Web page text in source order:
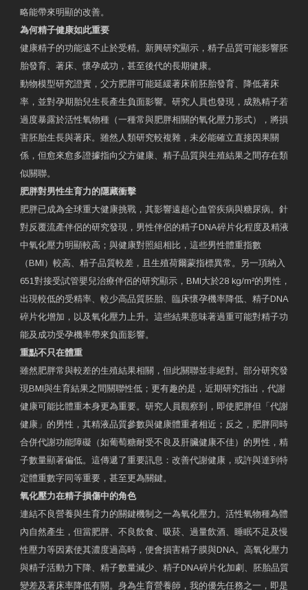
略能帶來明顯的改善。
為何精子健康如此重要
健康精子的功能遠不止於受精。新興研究顯示，精子品質可能影響胚
胎發育、著床、懷孕成功，甚至後代的長期健康。
動物模型研究證實，父方肥胖可能延緩著床前胚胎發育、降低著床
率，並對孕期胎兒生長產生負面影響。研究人員也發現，成熟精子若
過度暴露於活性氧物種（一種常與肥胖相關的氧化壓力形式），將損
害胚胎生長與著床。雖然人類研究較複雜，未必能確立直接因果關
係，但愈來愈多證據指向父方健康、精子品質與生殖結果之間存在類
似關聯。
肥胖對男性生育力的隱藏衝擊
肥胖已成為全球重大健康挑戰，其影響遠超心血管疾病與糖尿病。針
對反覆流產伴侶的研究發現，男性伴侶的精子DNA碎片化程度及精液
中氧化壓力明顯較高；與健康對照組相比，這些男性體重指數
（BMI）較高、精子品質較差，且生殖荷爾蒙指標異常。另一項納入
651對接受試管嬰兒治療伴侶的研究顯示，BMI大於28 kg/m²的男性，
出現較低的受精率、較少高品質胚胎、臨床懷孕機率降低、精子DNA
碎片化增加，以及氧化壓力上升。這些結果意味著過重可能對精子功
能及成功受孕機率帶來負面影響。
重點不只在體重
雖然肥胖常與較差的生殖結果相關，但此關聯並非絕對。部分研究發
現BMI與生育結果之間關聯性低；更有趣的是，近期研究指出，代謝
健康可能比體重本身更為重要。研究人員觀察到，即使肥胖但「代謝
健康」的男性，其精液品質參數與健康體重者相近；反之，肥胖同時
合併代謝功能障礙（如葡萄糖耐受不良及肝臟健康不佳）的男性，精
子數量顯著偏低。這傳遞了重要訊息：改善代謝健康，或許與達到特
定體重數字同等重要，甚至更為關鍵。
氧化壓力在精子損傷中的角色
連結不良營養與生育力的關鍵機制之一為氧化壓力。活性氧物種為體
內自然產生，但當肥胖、不良飲食、吸菸、過量飲酒、睡眠不足及慢
性壓力等因素使其濃度過高時，便會損害精子膜與DNA。高氧化壓力
與精子活動力下降、精子數量減少、精子DNA碎片化加劇、胚胎品質
變差及著床率降低有關。身為生育營養師，我的優先任務之一，即是